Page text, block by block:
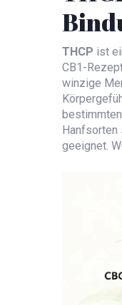
THCP ist
CB1-
winzige
Hanfsorten
geeignet.